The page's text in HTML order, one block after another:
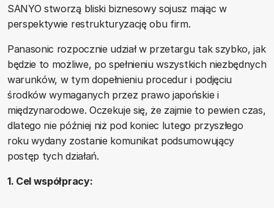
SANYO stworzą bliski biznesowy sojusz mając w
perspektywie restrukturyzację obu firm.
Panasonic rozpocznie udział w przetargu tak szybko, jak
będzie to możliwe, po spełnieniu wszystkich niezbędnych
warunków, w tym dopełnieniu procedur i podjęciu
środków wymaganych przez prawo japońskie i
międzynarodowe. Oczekuje się, że zajmie to pewien czas,
dlatego nie później niż pod koniec lutego przyszłego
roku wydany zostanie komunikat podsumowujący
postęp tych działań.
1. Cel współpracy: